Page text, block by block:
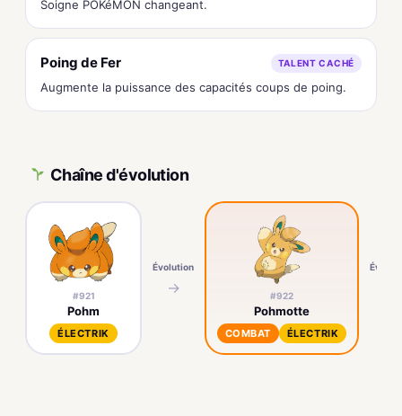
Soigne POKéMON changeant.
Poing de Fer TALENT CACHÉ
Augmente la puissance des capacités coups de poing.
Chaîne d'évolution
#921
Pohm
ÉLECTRIK
Évolution
→ #922
Pohmotte
COMBAT ÉLECTRIK